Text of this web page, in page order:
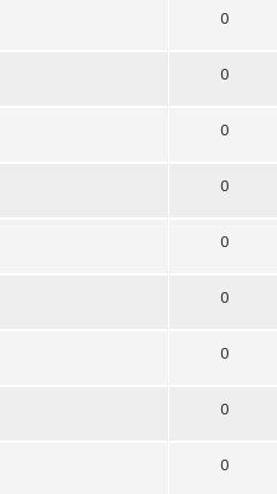
0
0
0
0
0
0
0
0
0